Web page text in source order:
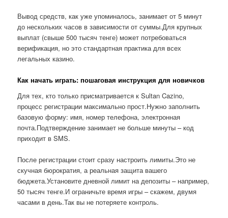
Вывод средств, как уже упоминалось, занимает от 5 минут
до нескольких часов в зависимости от суммы.Для крупных
выплат (свыше 500 тысяч тенге) может потребоваться
верификация, но это стандартная практика для всех
легальных казино.
Как начать играть: пошаговая инструкция для новичков
Для тех, кто только присматривается к Sultan Cazino,
процесс регистрации максимально прост.Нужно заполнить
базовую форму: имя, номер телефона, электронная
почта.Подтверждение занимает не больше минуты – код
приходит в SMS.
После регистрации стоит сразу настроить лимиты.Это не
скучная бюрократия, а реальная защита вашего
бюджета.Установите дневной лимит на депозиты – например,
50 тысяч тенге.И ограничьте время игры – скажем, двумя
часами в день.Так вы не потеряете контроль.